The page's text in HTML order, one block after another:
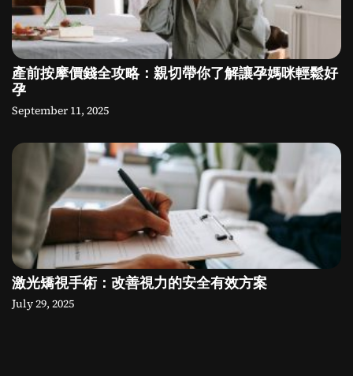
產前按摩價錢全攻略：親切帶你了解讓孕媽咪輕鬆好
孕
September 11, 2025
激光矯視手術：改善視力的安全有效方案
July 29, 2025